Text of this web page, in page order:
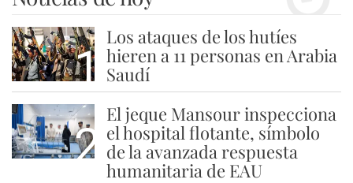
1
Los ataques de los hutíes
hieren a 11 personas en Arabia
Saudí
2
El jeque Mansour inspecciona
el hospital flotante, símbolo
de la avanzada respuesta
humanitaria de EAU